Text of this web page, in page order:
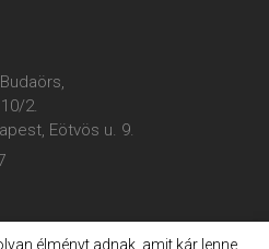
2.
Eötvös u. 9.
élményt adnak, amit kár lenne